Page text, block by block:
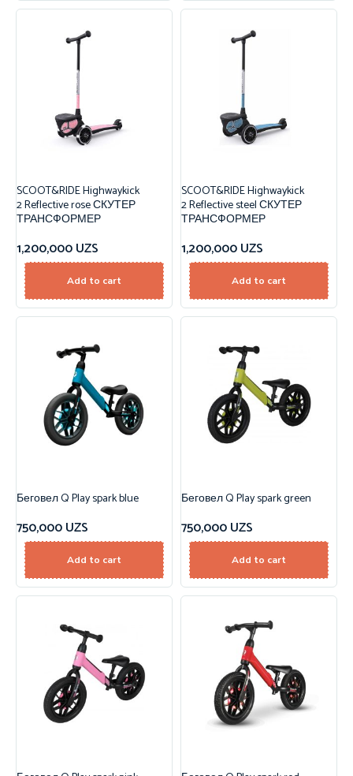
SCOOT&RIDE Highwaykick
2 Reflective rose СКУТЕР
ТРАНСФОРМЕР
1,200,000UZS
Add to cart
SCOOT&RIDE Highwaykick
2 Reflective steel СКУТЕР
ТРАНСФОРМЕР
1,200,000UZS
Add to cart
Беговел Q Play spark blue
750,000UZS
Add to cart
Беговел Q Play spark green
750,000UZS
Add to cart